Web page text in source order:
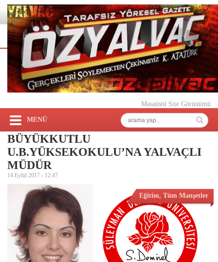
Masaüstü Site Görünümü
MENÜ
BÜYÜKKUTLU
U.B.YÜKSEKOKULU’NA YALVAÇLI
MÜDÜR
14 Eylül 2017 - 12:47
Eğitim, Tüm Manşetler